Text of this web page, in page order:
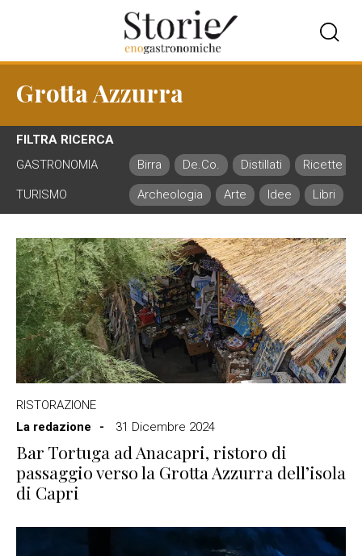
Grotta Azzurra
FILTRA RICERCA
GASTRONOMIA
Birra De.Co. Distillati Ricette
TURISMO Archeologia Arte Idee Libri
RISTORAZIONE
La redazione
31 Dicembre 2024
Bar Tortuga ad Anacapri, ristoro di
passaggio verso la Grotta Azzurra dell’isola
di Capri